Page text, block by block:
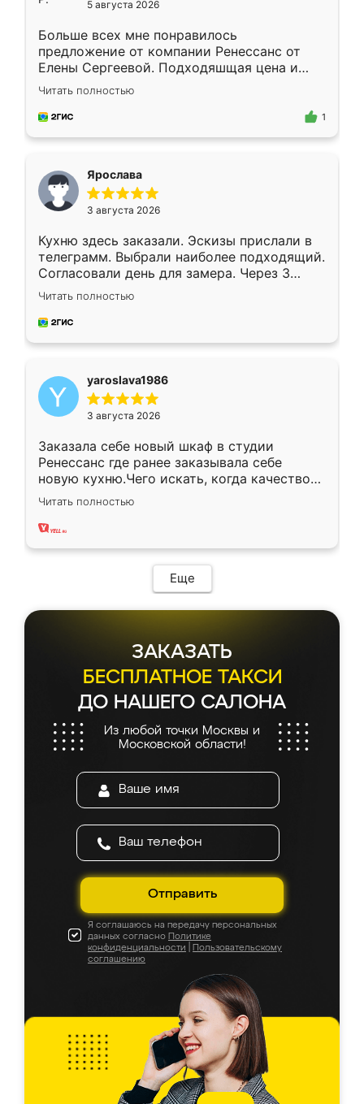
5 августа 2026
Больше всех мне понравилось
предложение от компании Ренессанс от
Елены Сергеевой. Подходяшщая цена и
короткие сроки изготовления. Приехавший
для замера сотрудник Владислав
предложил по моему эскизу самый
Читать полностью
1
Ярослава
3 августа 2026
Кухню здесь заказали. Эскизы прислали в
телеграмм. Выбрали наиболее подходящий.
Согласовали день для замера. Через 3
недели кухня была уже готова. Остались
довольны работой. Спасибо Ренессанс
мебель за качественную работу!
Читать полностью
yaroslava1986
3 августа 2026
Заказала себе новый шкаф в студии
Ренессанс где ранее заказывала себе
новую кухню.Чего искать, когда качеством
вполне довольна. Служит кухня уже почти
два года, нареканий нет.
Читать полностью
Еще
ЗАКАЗАТЬ
БЕСПЛАТНОЕ ТАКСИ
ДО НАШЕГО САЛОНА
Из любой точки Москвы и
Московской области!
Отправить
Я соглашаюсь на передачу персональных
данных согласно Политике
конфиденциальности
Пользовательскому
соглашению